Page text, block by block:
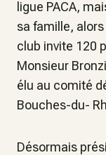
ligue PACA,
sa famille,
club invite 120
Monsieur
élu au comité
Bouches-du-
Désormais